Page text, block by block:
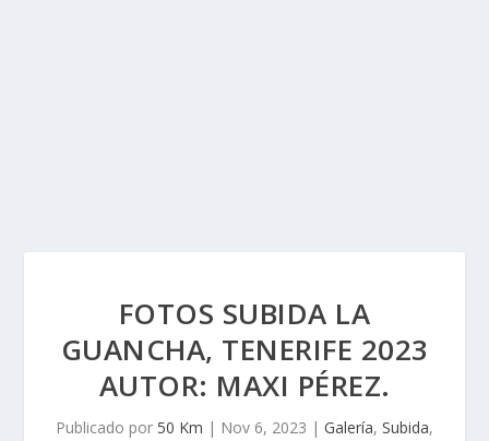
FOTOS SUBIDA LA
GUANCHA, TENERIFE 2023
AUTOR: MAXI PÉREZ.
Publicado por 50 Km | Nov 6, 2023 | Galería, Subida,